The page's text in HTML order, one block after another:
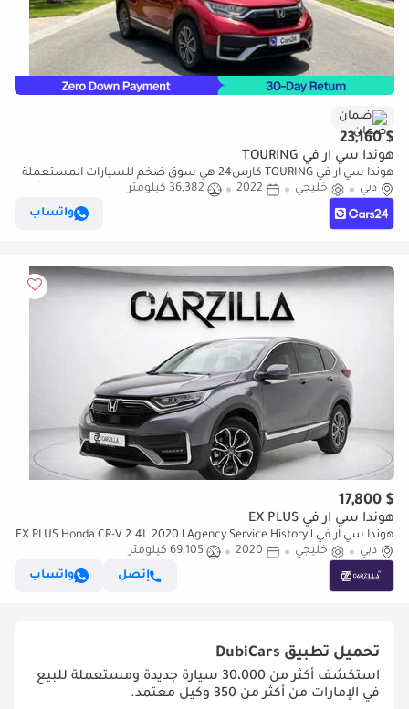
ضمان
$ 23,160
هوندا سي آر في TOURING
هوندا سي آر في TOURING كارس24 هي سوق ضخم للسيارات المستعملة
موثوق ومضمون ٪كارس24 هي سوق ضخم للسيارات المستعملة موثوق
دبي خليجي 2022
36,382 كيلومتر
واتساب
$ 17,800
هوندا سي آر في EX PLUS
هوندا سي آر في EX PLUS Honda CR-V 2.4L 2020 l Agency Service History l
AED 1,273 / Monthly
دبي خليجي 2020
69,105 كيلومتر
إتصل
واتساب
تحميل تطبيق DubiCars
استكشف أكثر من 30،000 سيارة جديدة ومستعملة للبيع
في الإمارات من أكثر من 350 وكيل معتمد.